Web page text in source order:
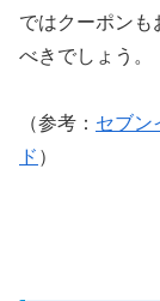
ではクーポンも
べきでしょう。
（参考： セブン
ド ）